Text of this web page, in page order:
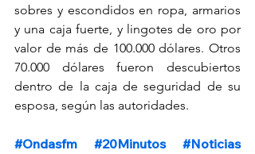
sobres y escondidos en ropa, armarios
y una caja fuerte, y lingotes de oro por
valor de más de 100.000 dólares. Otros
70.000 dólares fueron descubiertos
dentro de la caja de seguridad de su
esposa, según las autoridades.
#Ondasfm #20Minutos
#Noticias